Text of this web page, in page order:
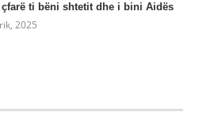
ti bëni shtetit dhe i bini Aidës
2025